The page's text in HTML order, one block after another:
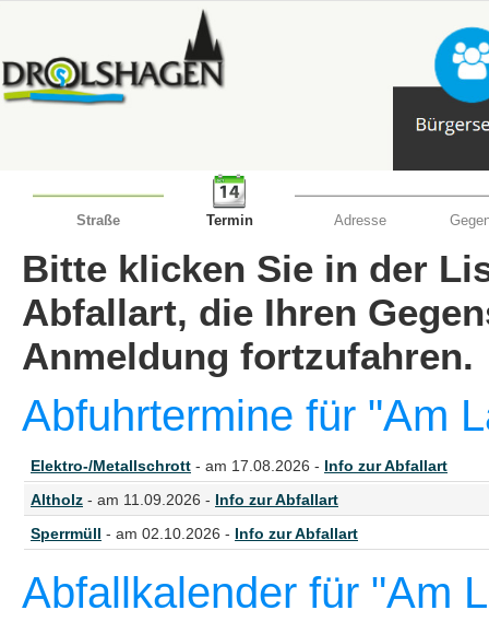
Straße Termin Adresse
Bitte klicken Sie in der
Abfallart, die Ihren
Anmeldung fortzufahren.
Abfuhrtermine für "Am
Elektro-/Metallschrott - am 17.08.2026 - Info zur Abfallart
Altholz - am 11.09.2026 - Info zur Abfallart
Sperrmüll - am 02.10.2026 - Info zur Abfallart
Abfallkalender für "Am